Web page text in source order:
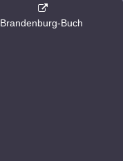
Brandenburg-Buch